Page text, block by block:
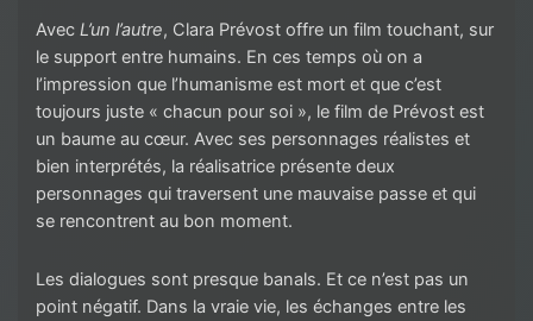
Avec L’un l’autre, Clara Prévost offre un film touchant, sur
le support entre humains. En ces temps où on a
l’impression que l’humanisme est mort et que c’est
toujours juste « chacun pour soi », le film de Prévost est
un baume au cœur. Avec ses personnages réalistes et
bien interprétés, la réalisatrice présente deux
personnages qui traversent une mauvaise passe et qui
se rencontrent au bon moment.
Les dialogues sont presque banals. Et ce n’est pas un
point négatif. Dans la vraie vie, les échanges entre les